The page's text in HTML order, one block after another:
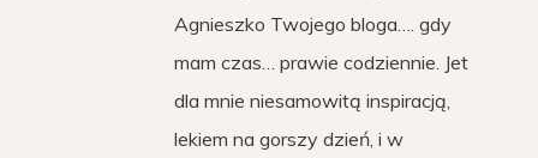
Agnieszko Twojego bloga…. gdy
mam czas… prawie codziennie. Jet
dla mnie niesamowitą inspiracją,
lekiem na gorszy dzień, i w